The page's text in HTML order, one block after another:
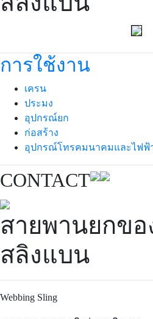
การใช้งาน
เครน
ประมง
อุปกรณ์ยก
ก่อสร้าง
อุปกรณ์โทรคมนาคมและไฟฟ้
CONTACT
สายพานยกข
สลิงแบน
Webbing Sling